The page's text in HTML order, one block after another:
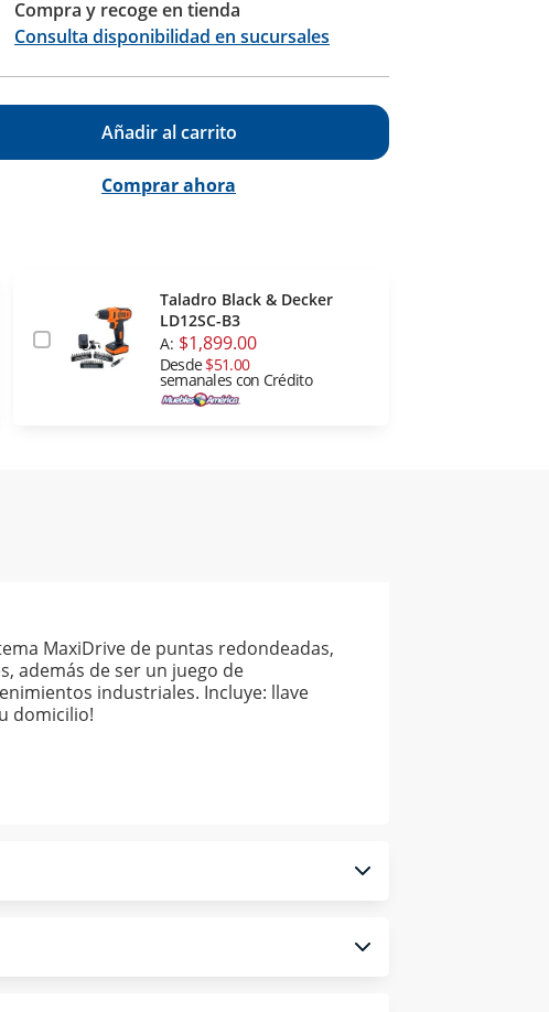
Compra y recoge en tienda
Consulta disponibilidad en sucursales
Añadir al carrito
Comprar ahora
Taladro Black & Decker
LD12SC-B3
A: $1,899.00
Desde$51.00
semanales con Crédito
MaxiDrive de puntas redondeadas,
además de ser un juego de
industriales. Incluye: llave
domicilio!